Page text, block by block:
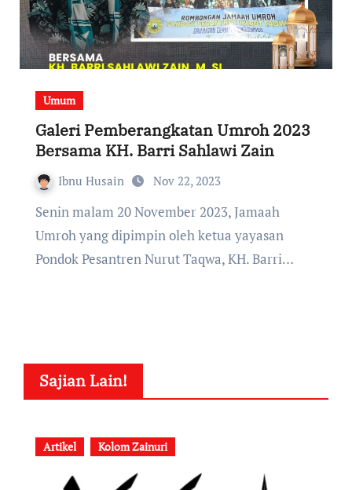
Umum
Galeri Pemberangkatan Umroh 2023
Bersama KH. Barri Sahlawi Zain
Ibnu Husain Nov 22, 2023
Senin malam 20 November 2023, Jamaah
Umroh yang dipimpin oleh ketua yayasan
Pondok Pesantren Nurut Taqwa, KH. Barri…
Sajian Lain!
Artikel Kolom Zainuri